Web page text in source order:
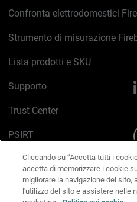
Confronta elettrodomestici
Strumento di misurazione
Lista prodotti e SKU
Supporto
Trust Center
PSIRT
Politica sui cookie
Informativa sulla privacy
Cliccando su “Accetta tutti i
accetta di memorizzare i cookie
migliorare la navigazione del sito,
l'utilizzo del sito e assistere nelle